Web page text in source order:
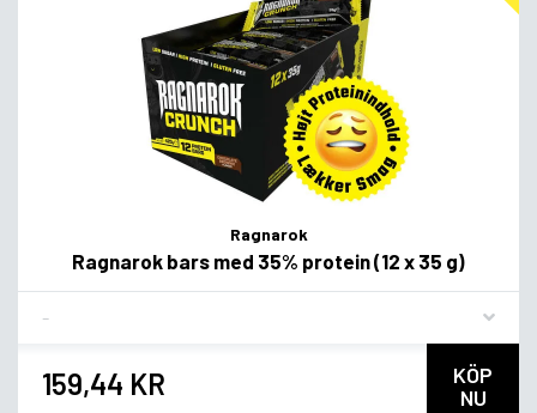
Ragnarok
Ragnarok bars med 35% protein (12 x 35 g)
159,44 KR
KÖP
NU